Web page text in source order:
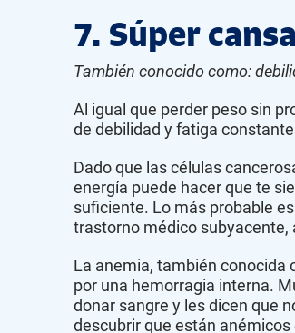
7. Súper
También conocido como:
Al igual que perder peso sin
de debilidad y fatiga
Dado que las células
energía puede hacer que te
suficiente. Lo más probable
trastorno médico subyacente,
La anemia, también conocida
por una hemorragia interna.
donar sangre y les dicen que
descubrir que están